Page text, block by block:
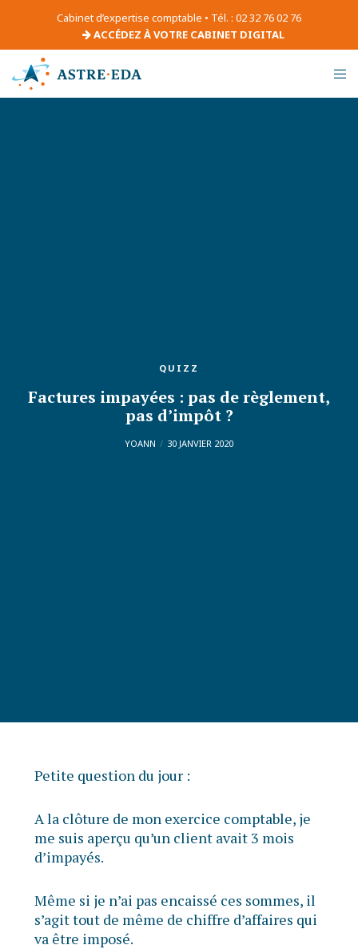
Cabinet d’expertise comptable • Tél. : 02 32 76 02 76
ACCÉDEZ À VOTRE CABINET DIGITAL
QUIZZ
Factures impayées : pas de règlement,
pas d’impôt ?
YOANN 30 JANVIER 2020
Petite question du jour :
A la clôture de mon exercice comptable, je
me suis aperçu qu’un client avait 3 mois
d’impayés.
Même si je n’ai pas encaissé ces sommes, il
s’agit tout de même de chiffre d’affaires qui
va être imposé.